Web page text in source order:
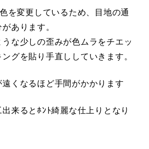
を変更しているため、目地の通
あります。
な少しの歪みが色ムラをチエッ
グを貼り手直ししていきます。
遠くなるほど手間がかかります
来るとﾎﾝﾄ綺麗な仕上りとなり